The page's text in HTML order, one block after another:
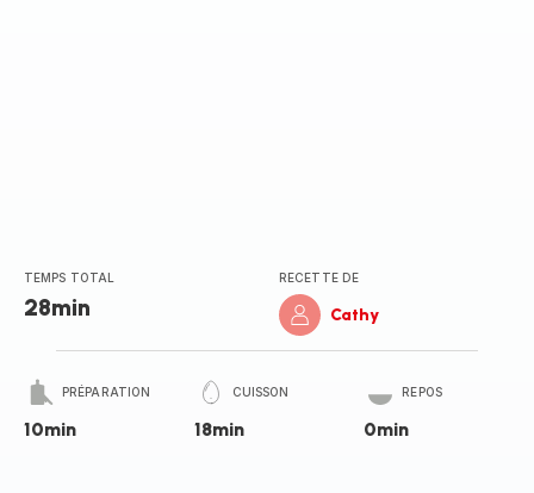
TEMPS TOTAL
28min
RECETTE DE
Cathy
PRÉPARATION
10min
CUISSON
18min
REPOS
0min